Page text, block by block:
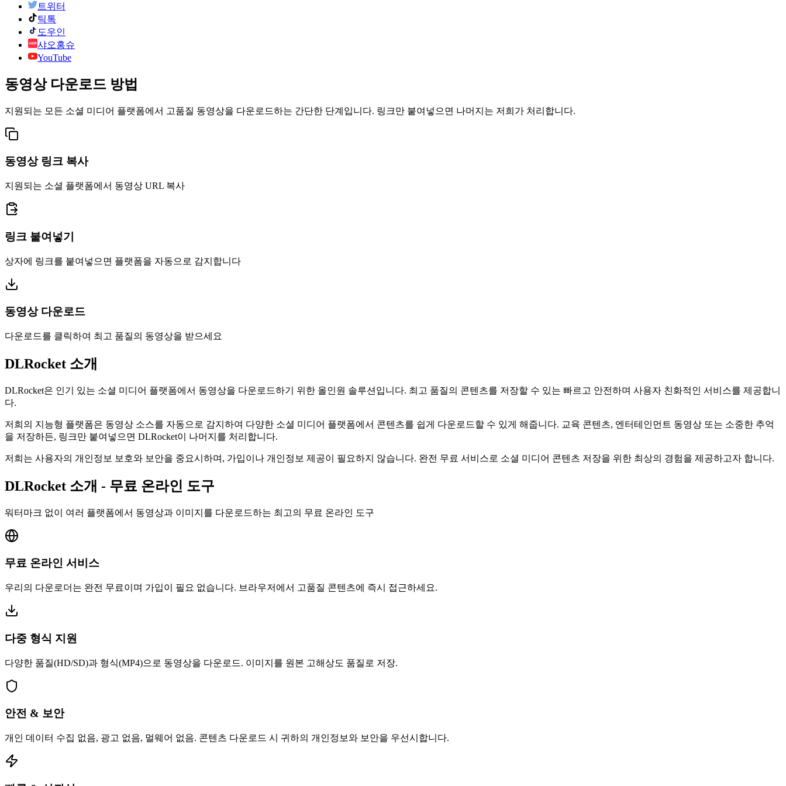
트위터
틱톡
도우인
샤오홍슈
YouTube
동영상 다운로드 방법
지원되는 모든 소셜 미디어 플랫폼에서 고품질 동영상을 다운로드하는 간단한 단계입니다. 링크만 붙여넣으면 나머지는 저희가 처리합니다.
동영상 링크 복사
지원되는 소셜 플랫폼에서 동영상 URL 복사
링크 붙여넣기
상자에 링크를 붙여넣으면 플랫폼을 자동으로 감지합니다
동영상 다운로드
다운로드를 클릭하여 최고 품질의 동영상을 받으세요
DLRocket 소개
DLRocket은 인기 있는 소셜 미디어 플랫폼에서 동영상을 다운로드하기 위한 올인원 솔루션입니다. 최고 품질의 콘텐츠를 저장할 수 있는 빠르고 안전하며 사용자 친화적인 서비스를 제공합니
다.
저희의 지능형 플랫폼은 동영상 소스를 자동으로 감지하여 다양한 소셜 미디어 플랫폼에서 콘텐츠를 쉽게 다운로드할 수 있게 해줍니다. 교육 콘텐츠, 엔터테인먼트 동영상 또는 소중한 추억
을 저장하든, 링크만 붙여넣으면 DLRocket이 나머지를 처리합니다.
저희는 사용자의 개인정보 보호와 보안을 중요시하며, 가입이나 개인정보 제공이 필요하지 않습니다. 완전 무료 서비스로 소셜 미디어 콘텐츠 저장을 위한 최상의 경험을 제공하고자 합니다.
DLRocket 소개 - 무료 온라인 도구
워터마크 없이 여러 플랫폼에서 동영상과 이미지를 다운로드하는 최고의 무료 온라인 도구
무료 온라인 서비스
우리의 다운로더는 완전 무료이며 가입이 필요 없습니다. 브라우저에서 고품질 콘텐츠에 즉시 접근하세요.
다중 형식 지원
다양한 품질(HD/SD)과 형식(MP4)으로 동영상을 다운로드. 이미지를 원본 고해상도 품질로 저장.
안전 & 보안
개인 데이터 수집 없음, 광고 없음, 멀웨어 없음. 콘텐츠 다운로드 시 귀하의 개인정보와 보안을 우선시합니다.